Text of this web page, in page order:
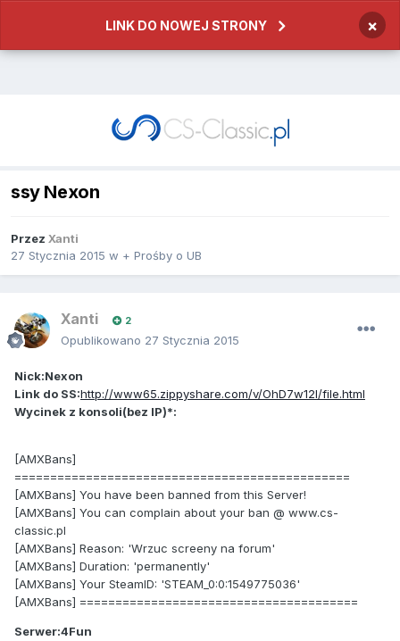
LINK DO NOWEJ STRONY ×
ssy Nexon
Przez Xanti
27 Stycznia 2015 w + Prośby o UB
Xanti 2
Opublikowano 27 Stycznia 2015
Nick:Nexon
Link do SS:http://www65.zippyshare.com/v/OhD7w12l/file.html
Wycinek z konsoli(bez IP)*:
[AMXBans]
===============================================
[AMXBans] You have been banned from this Server!
[AMXBans] You can complain about your ban @ www.cs-
classic.pl
[AMXBans] Reason: 'Wrzuc screeny na forum'
[AMXBans] Duration: 'permanently'
[AMXBans] Your SteamID: 'STEAM_0:0:1549775036'
[AMXBans] =======================================
Serwer:4Fun